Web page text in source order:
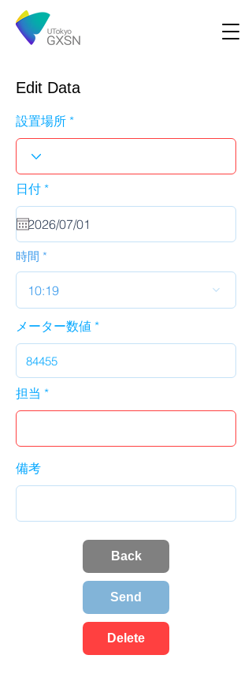
Edit Data
設置場所
日付 *r
u
i
d
時間
10:19
メーター数値
担当
備考
Back
Send
Delete